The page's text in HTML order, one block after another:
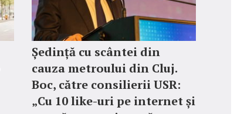
Ședință cu scântei din
cauza metroului din Cluj.
Boc, către consilierii USR:
„Cu 10 like-uri pe internet și